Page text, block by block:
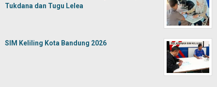
Tukdana dan Tugu Lelea
SIM Keliling Kota Bandung 2026